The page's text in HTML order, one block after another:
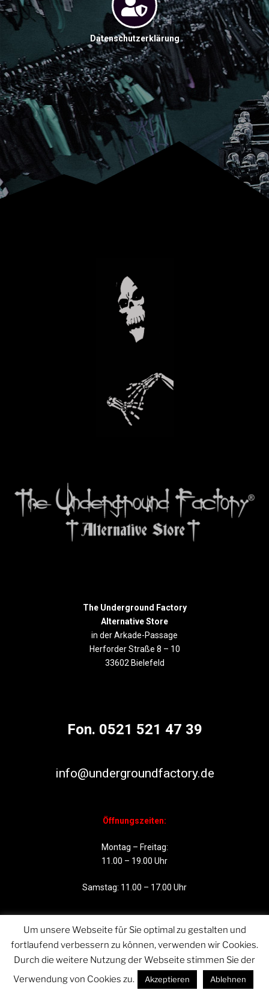
Datenschutzerklärung
The Underground Factory
Alternative Store
in der Arkade-Passage
Herforder Straße 8 – 10
33602 Bielefeld
Fon. 0521 521 47 39
info@undergroundfactory.de
Öffnungszeiten:
Montag – Freitag:
11.00 – 19.00 Uhr
Samstag: 11.00 – 17.00 Uhr
Um unsere Webseite für Sie optimal zu gestalten und
fortlaufend verbessern zu können, verwenden wir Cookies.
Durch die weitere Nutzung der Webseite stimmen Sie der
Verwendung von Cookies zu.
Akzeptieren Ablehnen